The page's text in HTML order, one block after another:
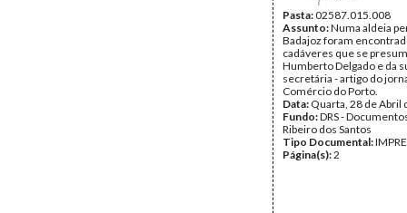
Pasta:02587.015.008
Assunto:Numa aldeia
Badajoz foram
cadáveres que se
Humberto Delgado e da
secretária - artigo do
Comércio do Porto.
Data: Quarta, 28 de Abril
Fundo:DRS -
Ribeiro dos Santos
Tipo Documental:
Página(s):2